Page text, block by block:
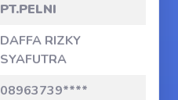
PT.PELNI
DAFFA RIZKY
SYAFUTRA
08963739****